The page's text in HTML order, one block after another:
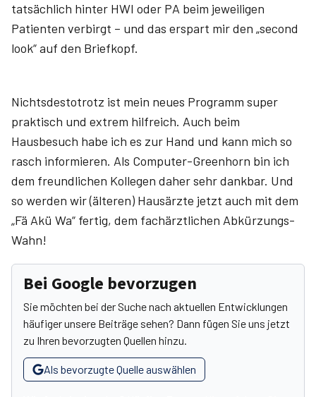
tatsächlich hinter HWI oder PA beim jeweiligen
Patienten verbirgt – und das erspart mir den „second
look“ auf den Briefkopf.
Nichtsdestotrotz ist mein neues Programm super
praktisch und extrem hilfreich. Auch beim
Hausbesuch habe ich es zur Hand und kann mich so
rasch informieren. Als Computer-Greenhorn bin ich
dem freundlichen Kollegen daher sehr dankbar. Und
so werden wir (älteren) Hausärzte jetzt auch mit dem
„Fä Akü Wa“ fertig, dem fachärztlichen Abkürzungs-
Wahn!
Bei Google bevorzugen
Sie möchten bei der Suche nach aktuellen Entwicklungen
häufiger unsere Beiträge sehen? Dann fügen Sie uns jetzt
zu Ihren bevorzugten Quellen hinzu.
Als bevorzugte Quelle auswählen